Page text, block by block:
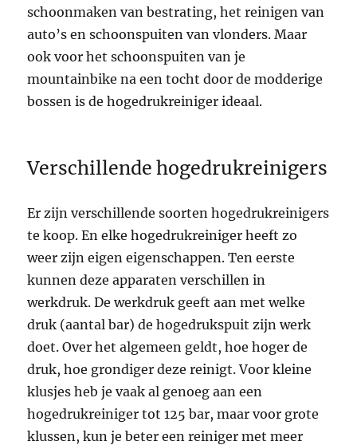
schoonmaken van bestrating, het reinigen van
auto’s en schoonspuiten van vlonders. Maar
ook voor het schoonspuiten van je
mountainbike na een tocht door de modderige
bossen is de hogedrukreiniger ideaal.
Verschillende hogedrukreinigers
Er zijn verschillende soorten hogedrukreinigers
te koop. En elke hogedrukreiniger heeft zo
weer zijn eigen eigenschappen. Ten eerste
kunnen deze apparaten verschillen in
werkdruk. De werkdruk geeft aan met welke
druk (aantal bar) de hogedrukspuit zijn werk
doet. Over het algemeen geldt, hoe hoger de
druk, hoe grondiger deze reinigt. Voor kleine
klusjes heb je vaak al genoeg aan een
hogedrukreiniger tot 125 bar, maar voor grote
klussen, kun je beter een reiniger met meer